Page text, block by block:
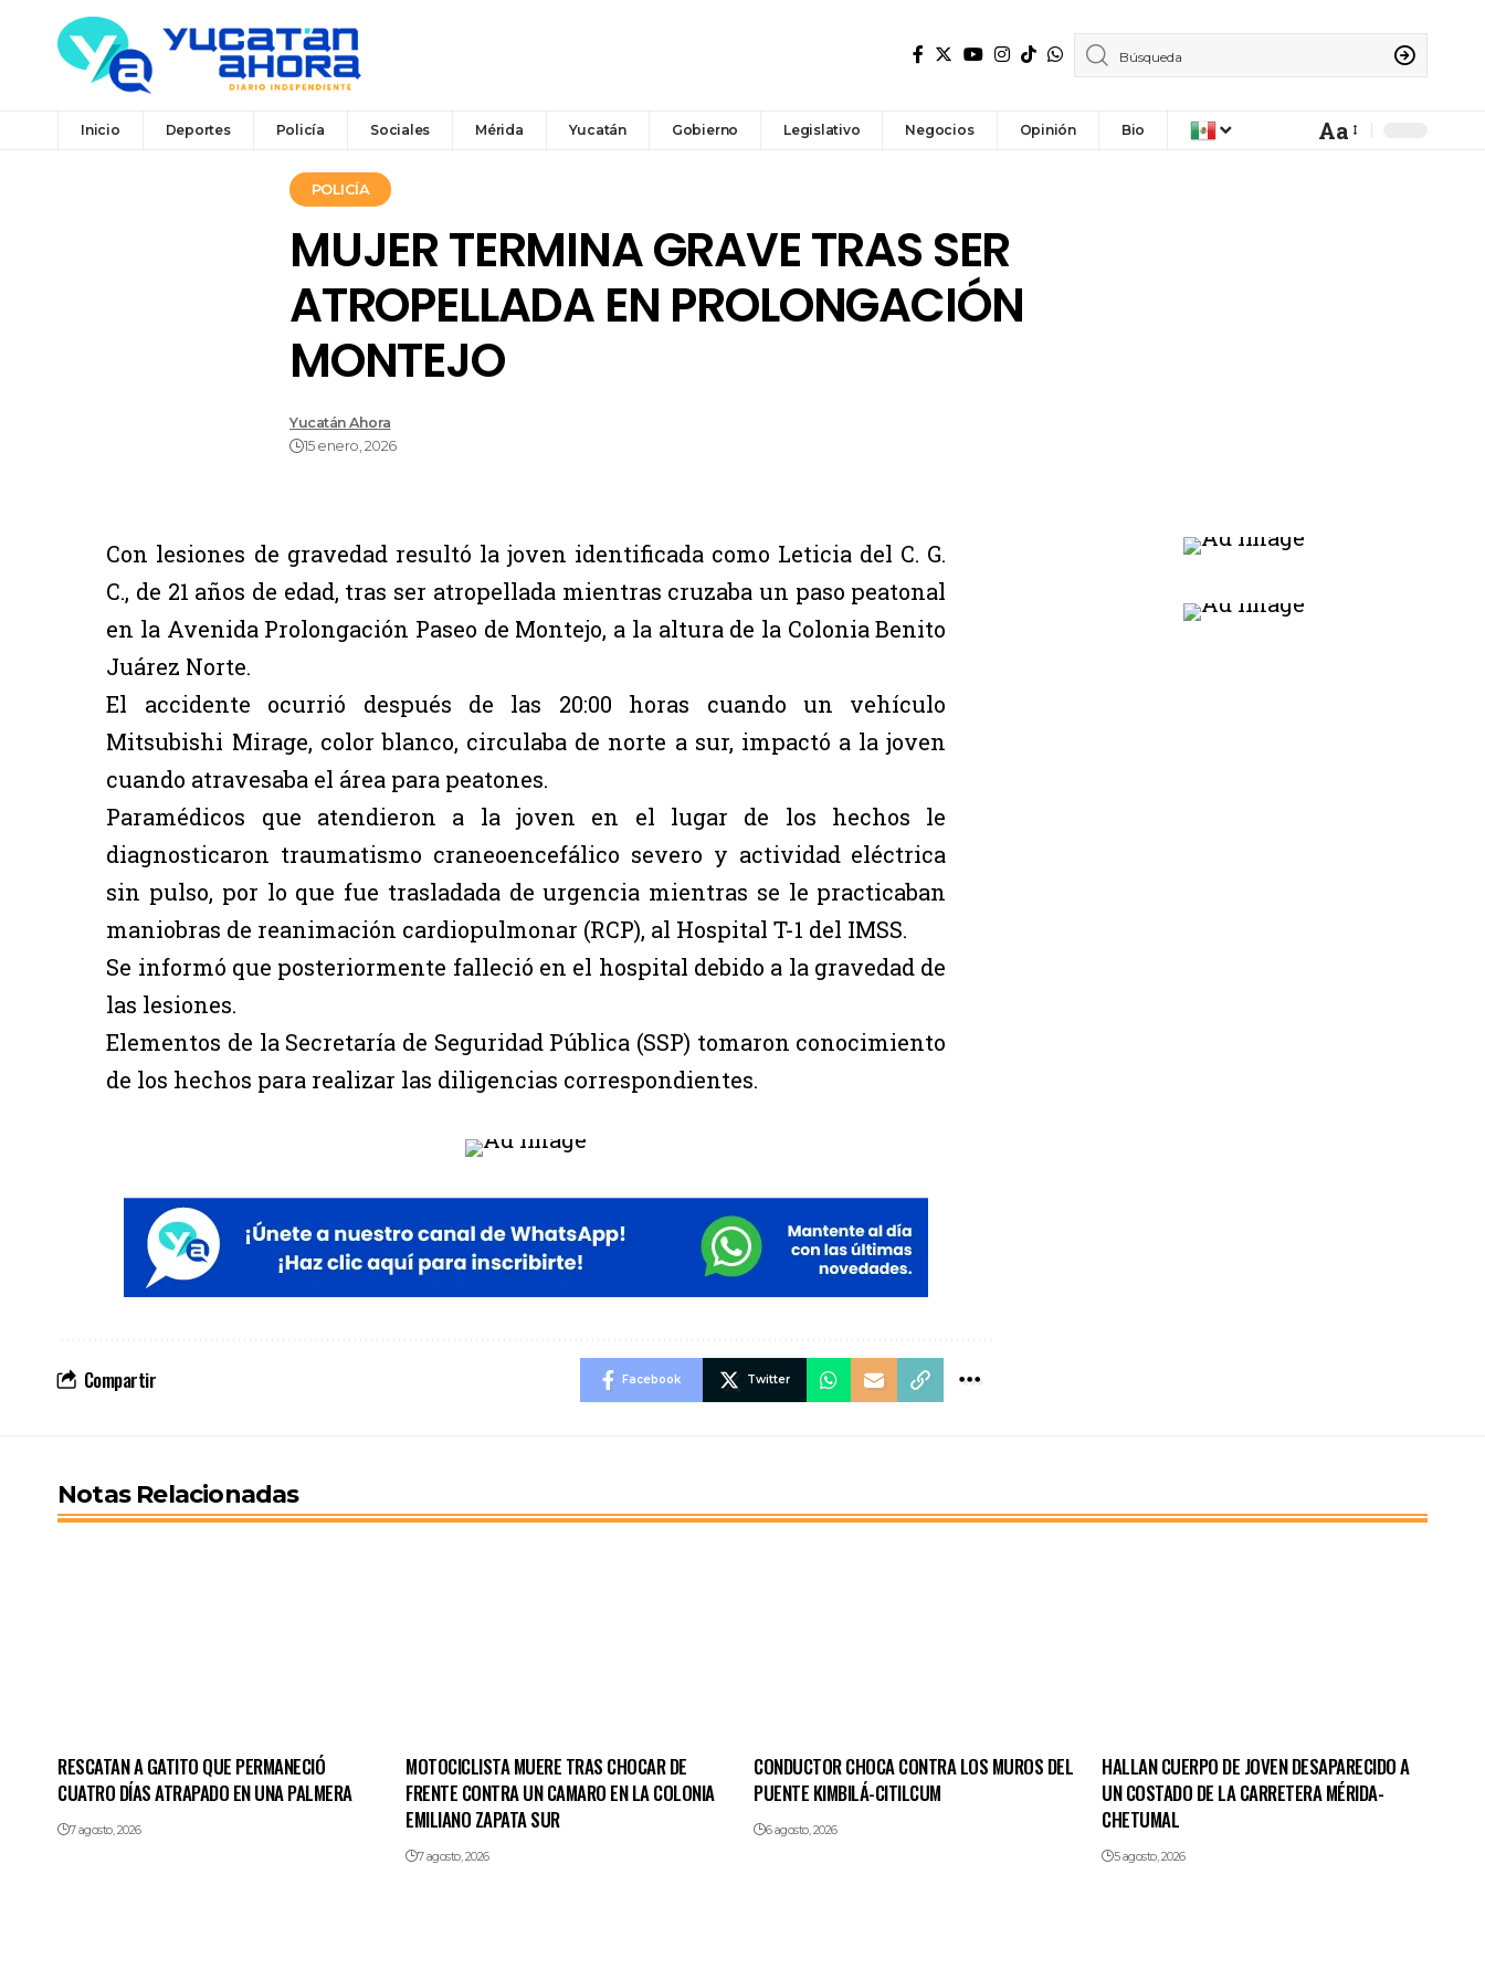
Inicio Deportes Policía Sociales Mérida Yucatán Gobierno Legislativo Negocios Opinión Bio Aa
POLICÍA
MUJER TERMINA GRAVE TRAS SER
ATROPELLADA EN PROLONGACIÓN
MONTEJO
Yucatán Ahora
15 enero, 2026
Con lesiones de gravedad resultó la joven identificada como Leticia del C. G.
C., de 21 años de edad, tras ser atropellada mientras cruzaba un paso peatonal
en la Avenida Prolongación Paseo de Montejo, a la altura de la Colonia Benito
Juárez Norte.
El accidente ocurrió después de las 20:00 horas cuando un vehículo
Mitsubishi Mirage, color blanco, circulaba de norte a sur, impactó a la joven
cuando atravesaba el área para peatones.
Paramédicos que atendieron a la joven en el lugar de los hechos le
diagnosticaron traumatismo craneoencefálico severo y actividad eléctrica
sin pulso, por lo que fue trasladada de urgencia mientras se le practicaban
maniobras de reanimación cardiopulmonar (RCP), al Hospital T-1 del IMSS.
Se informó que posteriormente falleció en el hospital debido a la gravedad de
las lesiones.
Elementos de la Secretaría de Seguridad Pública (SSP) tomaron conocimiento
de los hechos para realizar las diligencias correspondientes.
Compartir Facebook Twitter
Notas Relacionadas
RESCATAN A GATITO QUE PERMANECIÓ
CUATRO DÍAS ATRAPADO EN UNA PALMERA
7 agosto, 2026
MOTOCICLISTA MUERE TRAS CHOCAR DE
FRENTE CONTRA UN CAMARO EN LA COLONIA
EMILIANO ZAPATA SUR
7 agosto, 2026
CONDUCTOR CHOCA CONTRA LOS MUROS DEL
PUENTE KIMBILÁ-CITILCUM
6 agosto, 2026
HALLAN CUERPO DE JOVEN DESAPARECIDO A
UN COSTADO DE LA CARRETERA MÉRIDA-
CHETUMAL
5 agosto, 2026